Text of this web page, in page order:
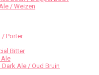
/ Weizen
/ Porter
Bitter
Ale / Oud Bruin